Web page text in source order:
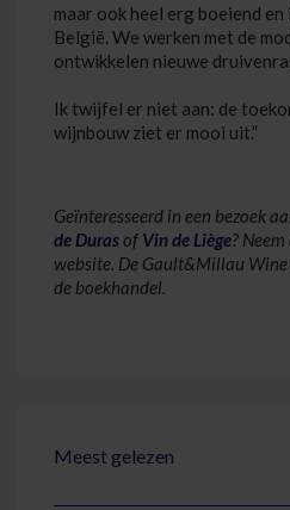
maar ook heel erg boeiend
België. We werken met de
ontwikkelen nieuwe
Ik twijfel er niet aan: de
wijnbouw ziet er mooi uit.”
Geïnteresseerd in een bezoek
de Durasof Vin de Liège?
website. De Gault&Millau
de boekhandel.
Meest gelezen